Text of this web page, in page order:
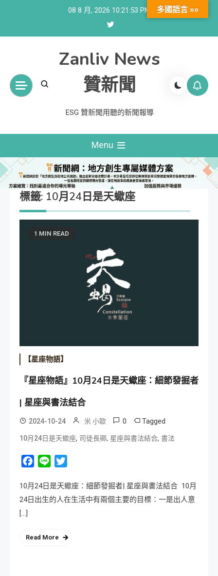
08 8 月, 2026 10:21:53 PM
Zanliv News
贊新聞
ESG 贊新聞用聽的新聞報導
Menu
標籤: 10月24日是天蠍座
1 MIN READ
【星座物語】
『星座物語』10月24日是天蠍座：細節發掘者
| 星座與書法結合
2024-10-24 米 小歐 0 Tagged
10月24日是天蠍座, 司徒長卿, 星座與書法結合, 書法
Facebook
Line
10月24日是天蠍座：細節發掘者| 星座與書法結合 10月
24日出生的人在生活中有兩個主要的目標：一是出人意
[…]
Read More
多國語言 »»